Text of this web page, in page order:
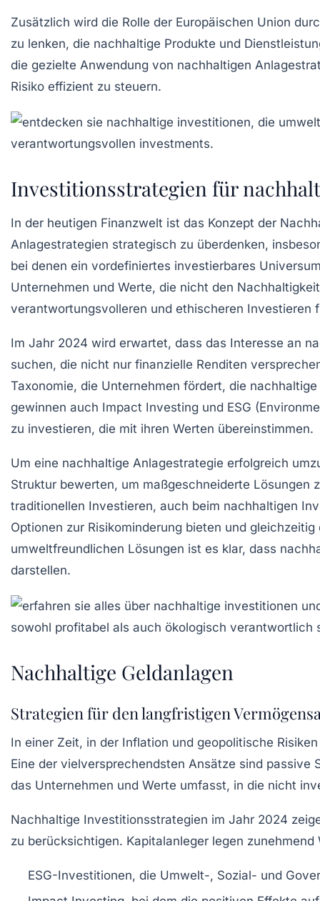
Zusätzlich wird die Rolle der Europäischen Union
zu lenken, die nachhaltige Produkte und
die gezielte Anwendung von nachhaltigen
Risiko effizient zu steuern.
Investitionsstrategien für
In der heutigen Finanzwelt ist das Konzept der
Anlagestrategien strategisch zu überdenken,
bei denen ein vordefiniertes investierbares
Unternehmen und Werte, die nicht den
verantwortungsvolleren und ethischeren Investieren
Im Jahr 2024 wird erwartet, dass das Interesse an
suchen, die nicht nur finanzielle Renditen
Taxonomie, die Unternehmen fördert, die
gewinnen auch Impact Investing und ESG
zu investieren, die mit ihren Werten übereinstimmen.
Um eine nachhaltige Anlagestrategie erfolgreich
Struktur bewerten, um maßgeschneiderte Lösungen
traditionellen Investieren, auch beim nachhaltigen
Optionen zur Risikominderung bieten und
umweltfreundlichen Lösungen ist es klar, dass
darstellen.
Nachhaltige Geldanlagen
Strategien für den langfristigen
In einer Zeit, in der Inflation und geopolitische Risiken
Eine der vielversprechendsten Ansätze sind passive
das Unternehmen und Werte umfasst, in die nicht
Nachhaltige Investitionsstrategien im Jahr 2024
zu berücksichtigen. Kapitalanleger legen
ESG-Investitionen, die Umwelt-, Sozial- und